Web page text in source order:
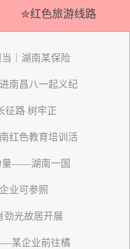
✮红色旅游线路
｜湖南某保险
南昌八一起义纪
征路 树牢正
红色教育培训活
量——湖南一国
业可参照
劲光故居开展
某企业前往橘